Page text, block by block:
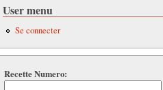
User menu
Se connecter
Recette Numero: